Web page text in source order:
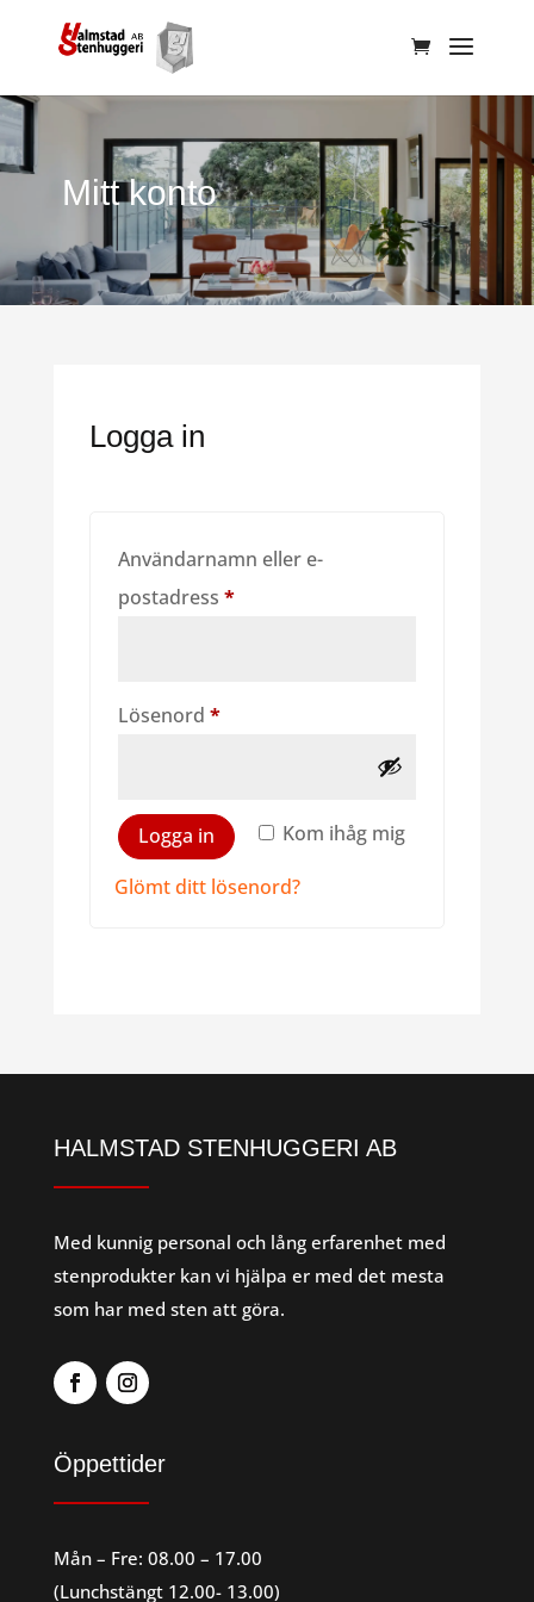
Mitt konto
Logga in
Användarnamn eller e-
postadress *Obligatoriskt
Lösenord *Obligatoriskt
Kom ihåg mig
Logga in
Glömt ditt lösenord?
HALMSTAD STENHUGGERI AB
Med kunnig personal och lång erfarenhet med
stenprodukter kan vi hjälpa er med det mesta
som har med sten att göra.
Öppettider
Mån – Fre: 08.00 – 17.00
(Lunchstängt 12.00- 13.00)